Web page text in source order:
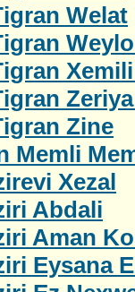
Welat
Zine
Memli
Xezal
Abdali
Aman
Eysana